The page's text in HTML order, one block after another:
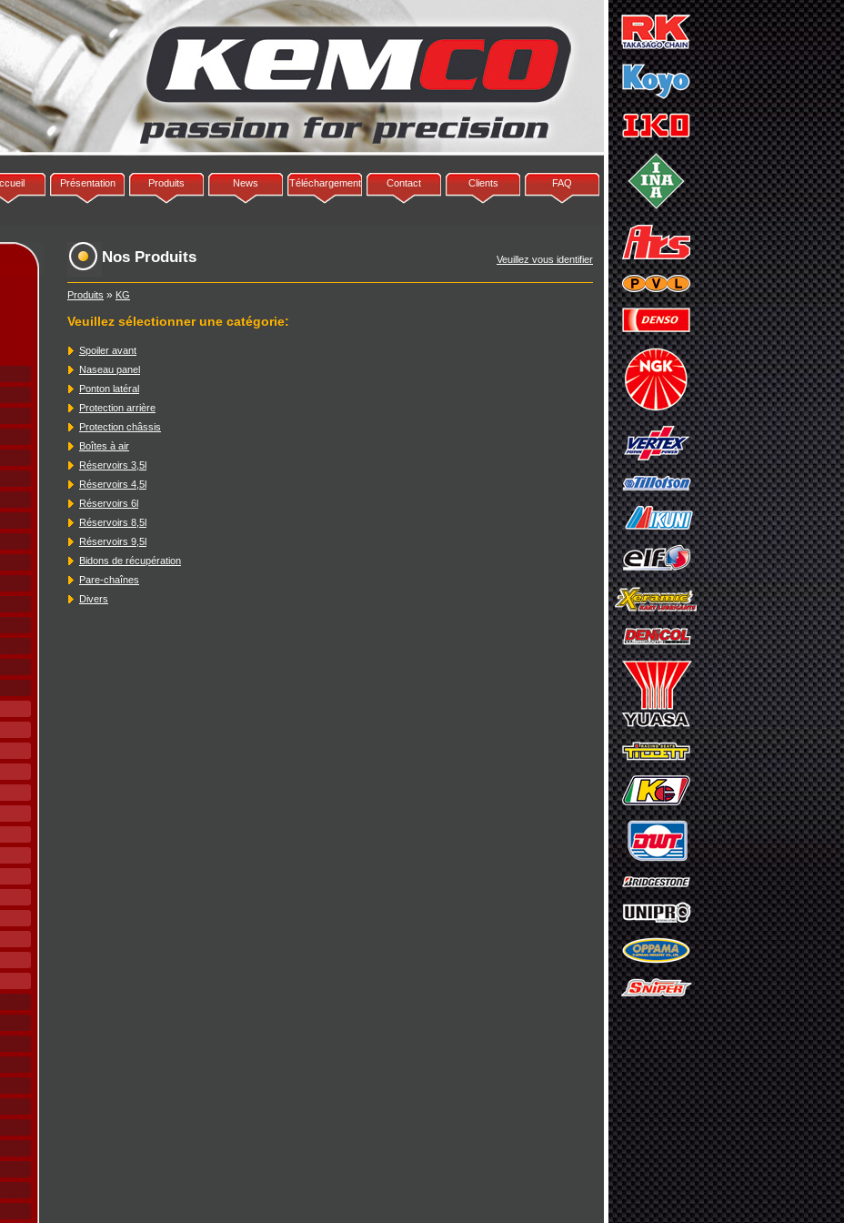
Présentation Produits News Téléchargement Contact Clients FAQ
Nos Produits Veuillez vous identifier
Produits » KG
Veuillez sélectionner une catégorie:
Spoiler avant
Naseau panel
Ponton latéral
Protection arrière
Protection châssis
Boîtes à air
Réservoirs 3,5l
Réservoirs 4,5l
Réservoirs 6l
Réservoirs 8,5l
Réservoirs 9,5l
Bidons de récupération
Pare-chaînes
Divers